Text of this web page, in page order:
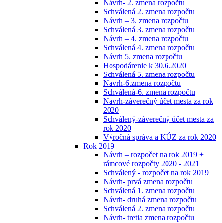
Návrh- 2. zmena rozpočtu
Schválená 2. zmena rozpočtu
Návrh – 3. zmena rozpočtu
Schválená 3. zmena rozpočtu
Návrh – 4. zmena rozpočtu
Schválená 4. zmena rozpočtu
Návrh 5. zmena rozpočtu
Hospodárenie k 30.6.2020
Schválená 5. zmena rozpočtu
Návrh-6.zmena rozpočtu
Schválená-6. zmena rozpočtu
Návrh-záverečný účet mesta za rok
2020
Schválený-záverečný účet mesta za
rok 2020
Výročná správa a KÚZ za rok 2020
Rok 2019
Návrh – rozpočet na rok 2019 +
rámcové rozpočty 2020 - 2021
Schválený - rozpočet na rok 2019
Návrh- prvá zmena rozpočtu
Schválená 1. zmena rozpočtu
Návrh- druhá zmena rozpočtu
Schválená 2. zmena rozpočtu
Návrh- tretia zmena rozpočtu